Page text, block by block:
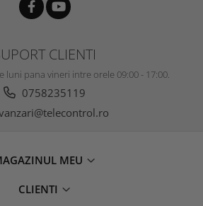
CLIENTI
luni pana vineri intre orele 09:00 - 17:00.
0758235119
MEU
CLIENTI